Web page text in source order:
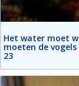
Het water moet
moeten de
23